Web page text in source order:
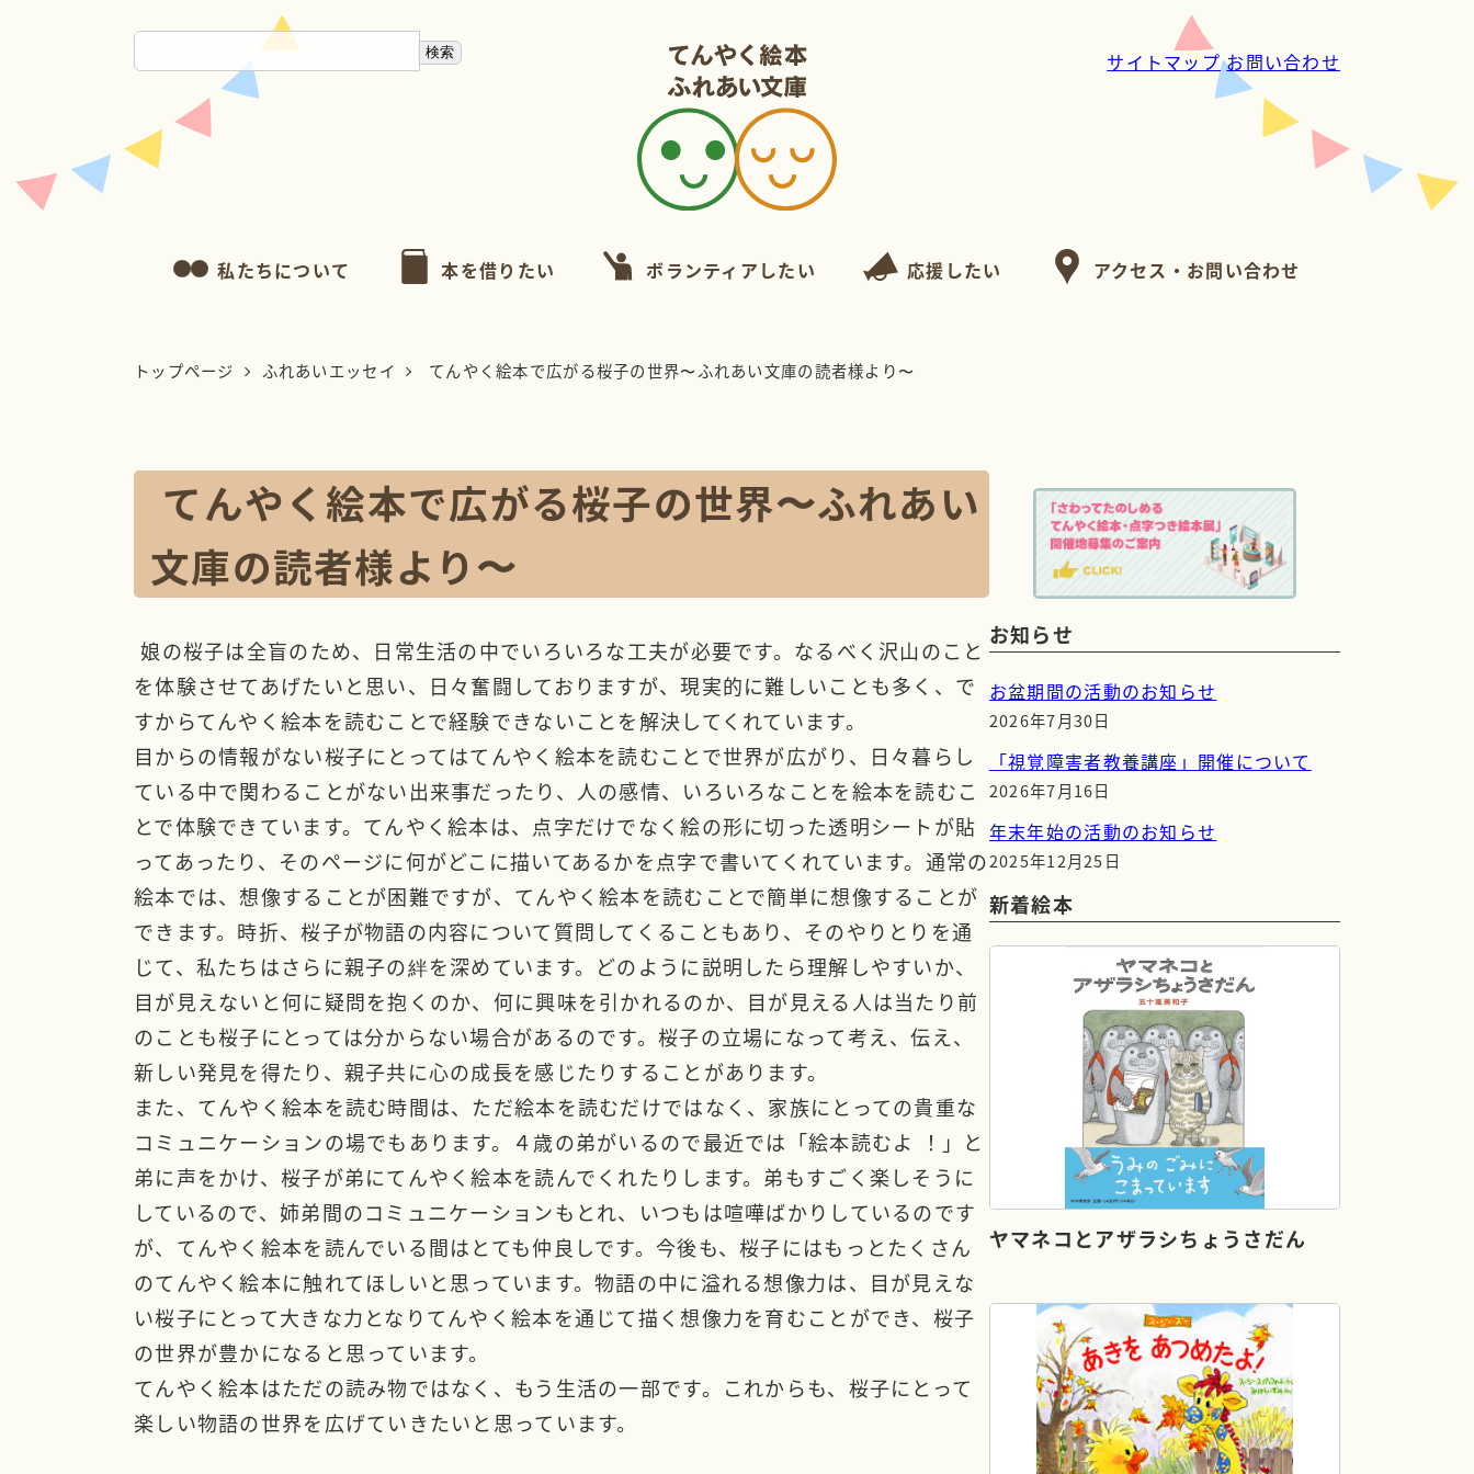
テ
内
サイトマップ お問い合わせ
私たちについて 本を借りたい ボランティアしたい 応援したい アクセス・お問い合わせ
トップページ ふれあいエッセイ てんやく絵本で広がる桜子の世界〜ふれあい文庫の読者様より〜
てんやく絵本で広がる桜子の世界〜ふれあい
文庫の読者様より〜
娘の桜子は全盲のため、日常生活の中でいろいろな工夫が必要です。なるべく沢山のこと
を体験させてあげたいと思い、日々奮闘しておりますが、現実的に難しいことも多く、で
すからてんやく絵本を読むことで経験できないことを解決してくれています。
目からの情報がない桜子にとってはてんやく絵本を読むことで世界が広がり、日々暮らし
ている中で関わることがない出来事だったり、人の感情、いろいろなことを絵本を読むこ
とで体験できています。てんやく絵本は、点字だけでなく絵の形に切った透明シートが貼
ってあったり、そのページに何がどこに描いてあるかを点字で書いてくれています。通常の
絵本では、想像することが困難ですが、てんやく絵本を読むことで簡単に想像することが
できます。時折、桜子が物語の内容について質問してくることもあり、そのやりとりを通
じて、私たちはさらに親子の絆を深めています。どのように説明したら理解しやすいか、
目が見えないと何に疑問を抱くのか、何に興味を引かれるのか、目が見える人は当たり前
のことも桜子にとっては分からない場合があるのです。桜子の立場になって考え、伝え、
新しい発見を得たり、親子共に心の成長を感じたりすることがあります。
また、てんやく絵本を読む時間は、ただ絵本を読むだけではなく、家族にとっての貴重な
コミュニケーションの場でもあります。４歳の弟がいるので最近では「絵本読むよ ！」と
弟に声をかけ、桜子が弟にてんやく絵本を読んでくれたりします。弟もすごく楽しそうに
しているので、姉弟間のコミュニケーションもとれ、いつもは喧嘩ばかりしているのです
が、てんやく絵本を読んでいる間はとても仲良しです。今後も、桜子にはもっとたくさん
のてんやく絵本に触れてほしいと思っています。物語の中に溢れる想像力は、目が見えな
い桜子にとって大きな力となりてんやく絵本を通じて描く想像力を育むことができ、桜子
の世界が豊かになると思っています。
てんやく絵本はただの読み物ではなく、もう生活の一部です。これからも、桜子にとって
楽しい物語の世界を広げていきたいと思っています。
お知らせ
お盆期間の活動のお知らせ
2026年7月30日
「視覚障害者教養講座」開催について
2026年7月16日
年末年始の活動のお知らせ
2025年12月25日
新着絵本
ヤマネコとアザラシちょうさだん